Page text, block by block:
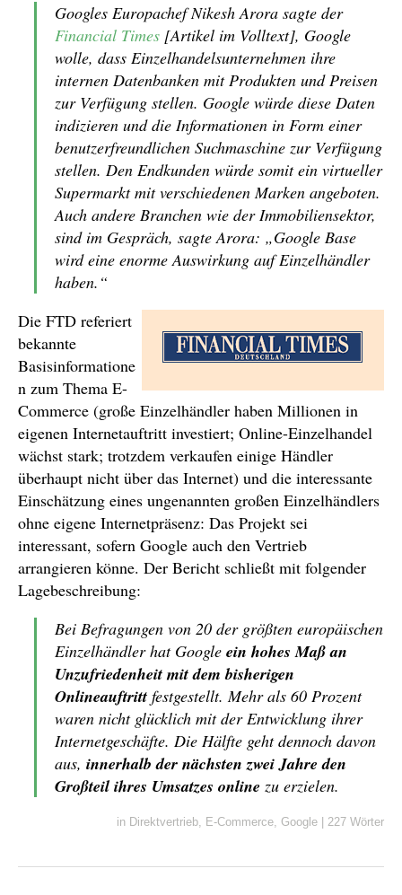
Googles Europachef Nikesh Arora sagte der
Financial Times [Artikel im Volltext], Google
wolle, dass Einzelhandelsunternehmen ihre
internen Datenbanken mit Produkten und Preisen
zur Verfügung stellen. Google würde diese Daten
indizieren und die Informationen in Form einer
benutzerfreundlichen Suchmaschine zur Verfügung
stellen. Den Endkunden würde somit ein virtueller
Supermarkt mit verschiedenen Marken angeboten.
Auch andere Branchen wie der Immobiliensektor,
sind im Gespräch, sagte Arora: „Google Base
wird eine enorme Auswirkung auf Einzelhändler
haben.“
Die FTD referiert
bekannte
Basisinformatione
n zum Thema E-
Commerce (große Einzelhändler haben Millionen in
eigenen Internetauftritt investiert; Online-Einzelhandel
wächst stark; trotzdem verkaufen einige Händler
überhaupt nicht über das Internet) und die interessante
Einschätzung eines ungenannten großen Einzelhändlers
ohne eigene Internetpräsenz: Das Projekt sei
interessant, sofern Google auch den Vertrieb
arrangieren könne. Der Bericht schließt mit folgender
Lagebeschreibung:
Bei Befragungen von 20 der größten europäischen
Einzelhändler hat Google ein hohes Maß an
Unzufriedenheit mit dem bisherigen
Onlineauftritt festgestellt. Mehr als 60 Prozent
waren nicht glücklich mit der Entwicklung ihrer
Internetgeschäfte. Die Hälfte geht dennoch davon
aus, innerhalb der nächsten zwei Jahre den
Großteil ihres Umsatzes online zu erzielen.
in Direktvertrieb E-Commerce Google | 227 Wörter